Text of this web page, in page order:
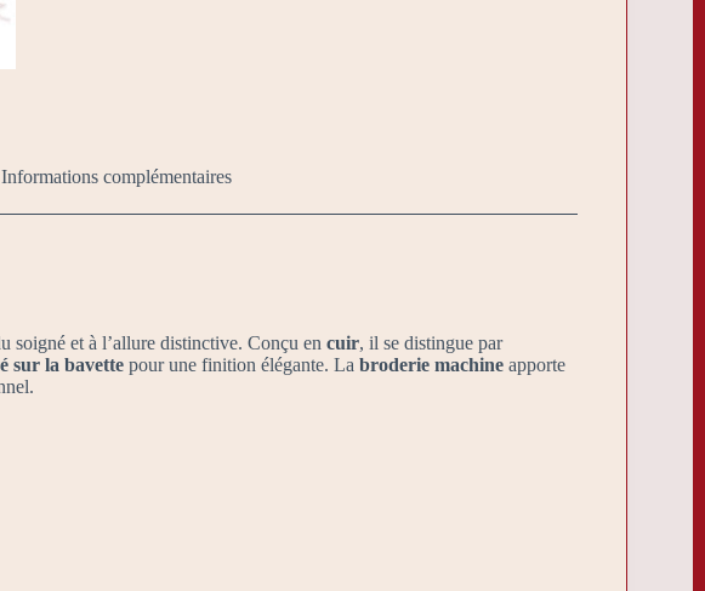
Informations complémentaires
soigné et à l’allure distinctive. Conçu en cuir, il se distingue par
sur la bavettepour une finition élégante. La broderie machineapporte